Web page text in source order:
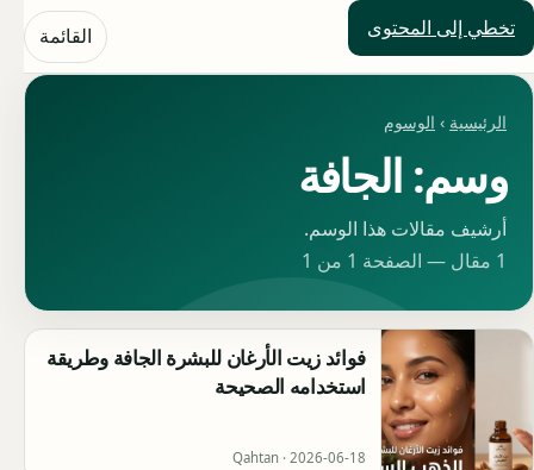
تخطي إلى المحتوى
حلول العالم القائمة
الرئيسية › الوسوم
وسم: الجافة
أرشيف مقالات هذا الوسم.
1 مقال — الصفحة 1 من 1
فوائد زيت الأرغان للبشرة الجافة وطريقة
استخدامه الصحيحة
Qahtan · 2026-06-18